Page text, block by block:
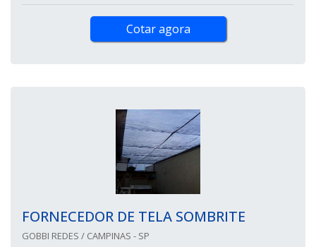
Cotar agora
FORNECEDOR DE TELA SOMBRITE
GOBBI REDES / CAMPINAS - SP